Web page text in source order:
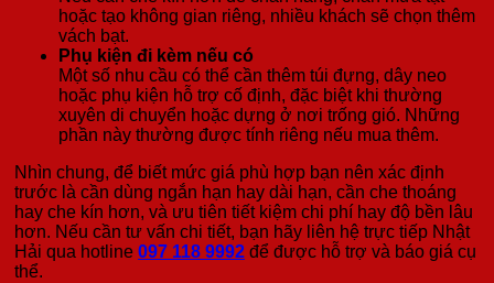
hoặc tạo không gian riêng, nhiều khách sẽ chọn thêm
vách bạt.
Phụ kiện đi kèm nếu có
Một số nhu cầu có thể cần thêm túi đựng, dây neo
hoặc phụ kiện hỗ trợ cố định, đặc biệt khi thường
xuyên di chuyển hoặc dựng ở nơi trống gió. Những
phần này thường được tính riêng nếu mua thêm.
Nhìn chung, để biết mức giá phù hợp bạn nên xác định
trước là cần dùng ngắn hạn hay dài hạn, cần che thoáng
hay che kín hơn, và ưu tiên tiết kiệm chi phí hay độ bền lâu
hơn. Nếu cần tư vấn chi tiết, bạn hãy liên hệ trực tiếp Nhật
Hải qua hotline 097 118 9992 để được hỗ trợ và báo giá cụ
thể.